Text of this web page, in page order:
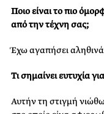
Ποιο είναι το πιο
από την τέχνη σας;
Έχω αγαπήσει
Τι σημαίνει ευτυχία
Αυτήν τη στιγμή